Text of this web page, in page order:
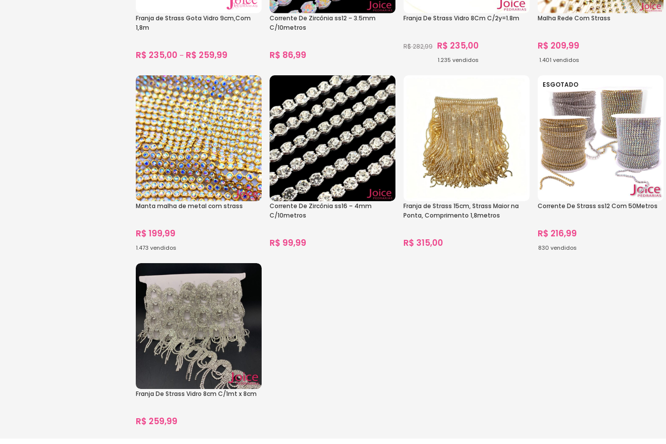
Franja de Strass Gota Vidro 9cm,Com
1,8m
R$ 235,00 – R$ 259,99
Ver Opções
Corrente De Zircônia ss12 – 3.5mm
C/10metros
R$ 86,99
Franja De Strass Vidro 8Cm C/2y=1.8m
R$282,99 R$ 235,00
1.235 vendidos
Malha Rede Com Strass
R$ 209,99
1.401 vendidos
Manta malha de metal com strass
R$ 199,99
1.473 vendidos
Corrente De Zircônia ss16 – 4mm
C/10metros
R$ 99,99
Franja de Strass 15cm, Strass Maior na
Ponta, Comprimento 1,8metros
R$ 315,00
ESGOTADO
Corrente De Strass ss12 Com 50Metros
R$ 216,99
830 vendidos
Franja De Strass Vidro 8cm C/1mt x 8cm
R$ 259,99